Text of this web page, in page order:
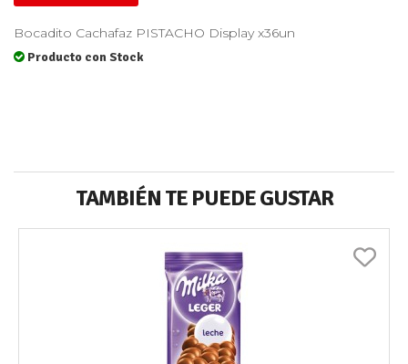
Bocadito Cachafaz PISTACHO Display x36un
Producto con Stock
TAMBIÉN TE PUEDE GUSTAR